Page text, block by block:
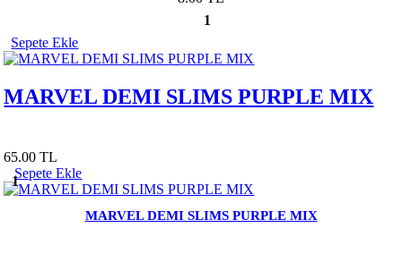
1
Sepete Ekle
MARVEL DEMI SLIMS PURPLE MIX
65.00 TL
1
Sepete Ekle
MARVEL DEMI SLIMS PURPLE MIX